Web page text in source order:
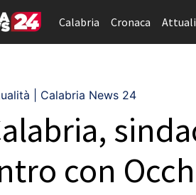
Calabria Cronaca
| Calabria News 24
con